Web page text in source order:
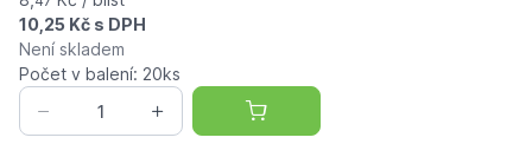
10,25 Kč s DPH
Není skladem
Počet v balení: 20ks